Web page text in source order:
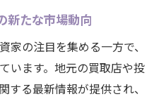
変遷を辿り未来へのヒ
ぶ貴金属取引
む貴金属の変化
新たな市場動向
家の注目を集める一方で、
います。地元の買取店や投
する最新情報が提供され、